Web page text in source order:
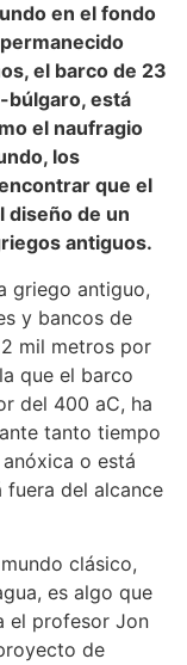
en el fondo
el barco de 23
búlgaro, está
el naufragio
los
que el
diseño de un
antiguos.
griego antiguo,
y bancos de
mil metros por
que el barco
del 400 aC, ha
tanto tiempo
o está
fuera del alcance
clásico,
es algo que
el profesor Jon
de